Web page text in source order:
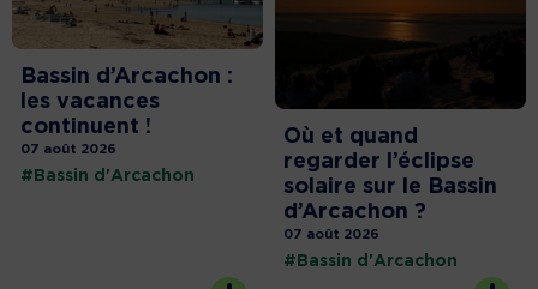
Bassin d’Arcachon :
les vacances
continuent !
07 août 2026
#Bassin d'Arcachon
Où et quand
regarder l’éclipse
solaire sur le Bassin
d’Arcachon ?
07 août 2026
#Bassin d'Arcachon